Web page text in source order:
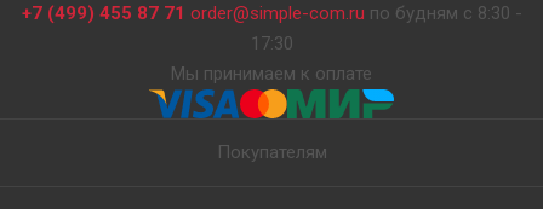
+7 (499) 455 87 71 order@simple-com.ru по будням с 8:30 -
17:30
Мы принимаем к оплате
Покупателям